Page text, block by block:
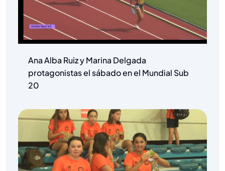
Ana Alba Ruiz y Marina Delgada
protagonistas el sábado en el Mundial Sub
20